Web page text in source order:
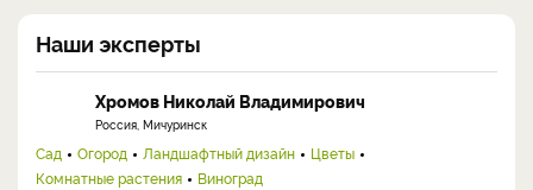
Наши эксперты
Хромов Николай Владимирович
Россия, Мичуринск
Сад Огород Ландшафтный дизайн
Цветы
Комнатные растения
Виноград